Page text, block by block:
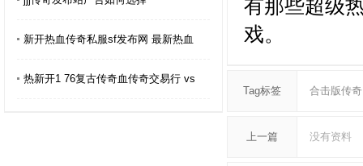
新开热血传奇私服sf发布网 最新热血
热新开1 76复古传奇血传奇交易行 vs
有那些超级
戏。
Tag标签 合击版传奇
上一篇 没有资料